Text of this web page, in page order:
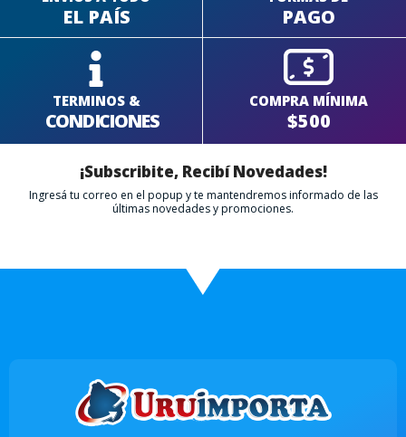
EL PAÍS PAGO
TERMINOS &
CONDICIONES
COMPRA MÍNIMA
$500
¡Subscribite, Recibí Novedades!
Ingresá tu correo en el popup y te mantendremos informado de las
últimas novedades y promociones.